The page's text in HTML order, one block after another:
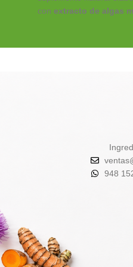
conextracto de algas
antioxidantesque
Aporta energía,
hierro y vitaminas
Contribuye al948